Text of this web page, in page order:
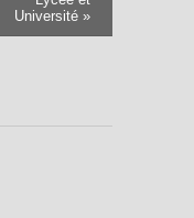
Université »